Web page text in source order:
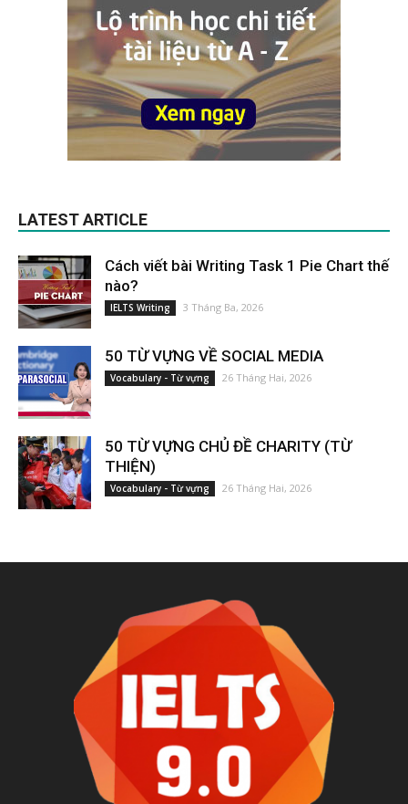
LATEST ARTICLE
Cách viết bài Writing Task 1 Pie Chart thế
nào?
IELTS Writing 3 Tháng Ba, 2026
50 TỪ VỰNG VỀ SOCIAL MEDIA
Vocabulary - Từ vựng 26 Tháng Hai, 2026
50 TỪ VỰNG CHỦ ĐỀ CHARITY (TỪ
THIỆN)
Vocabulary - Từ vựng 26 Tháng Hai, 2026